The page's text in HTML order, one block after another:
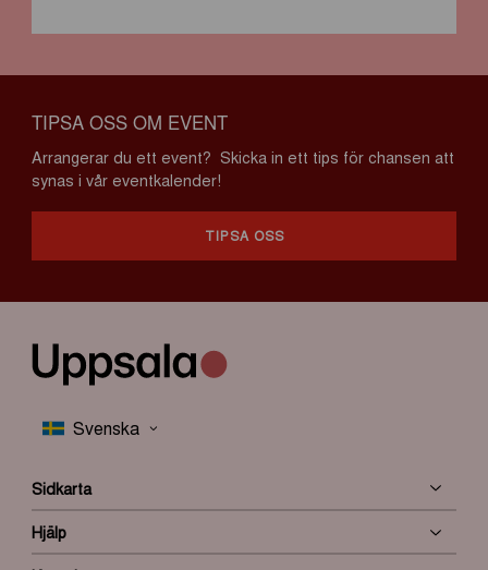
TIPSA OSS OM EVENT
Arrangerar du ett event? Skicka in ett tips för chansen att
synas i vår eventkalender!
TIPSA OSS
Sidkarta
Hjälp